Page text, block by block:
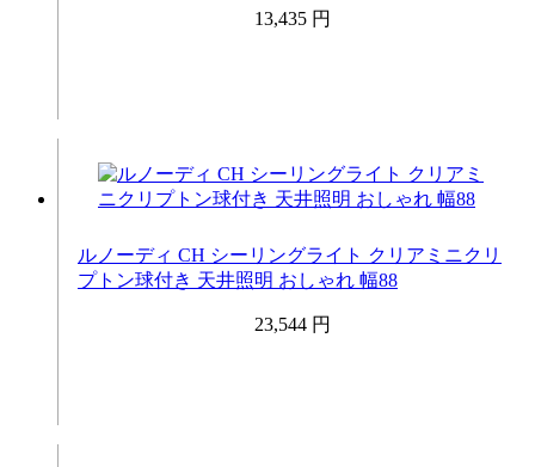
13,435 円
ルノーディ CH シーリングライト クリアミニクリ
プトン球付き 天井照明 おしゃれ 幅88
23,544 円